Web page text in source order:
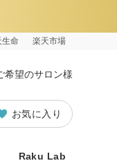
生命 楽天市場
希望のサロン様
お気に入り
Raku Lab